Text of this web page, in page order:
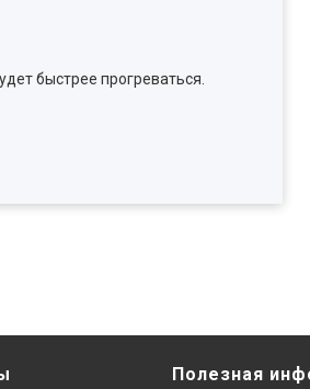
быстрее прогреваться.
Полезная